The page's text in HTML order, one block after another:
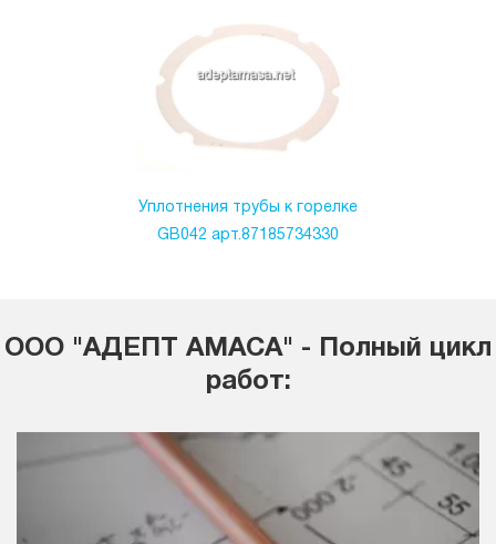
Уплотнения трубы к горелке
GB042 арт.87185734330
ООО "АДЕПТ АМАСА" - Полный цикл
работ: